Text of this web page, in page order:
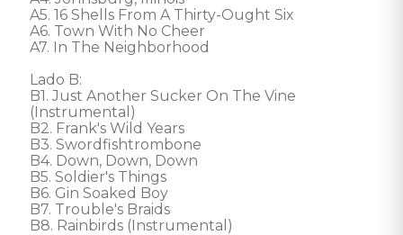
A5. 16 Shells From A Thirty-Ought Six
A6. Town With No Cheer
A7. In The Neighborhood
Lado B:
B1. Just Another Sucker On The Vine
(Instrumental)
B2. Frank's Wild Years
B3. Swordfishtrombone
B4. Down, Down, Down
B5. Soldier's Things
B6. Gin Soaked Boy
B7. Trouble's Braids
B8. Rainbirds (Instrumental)